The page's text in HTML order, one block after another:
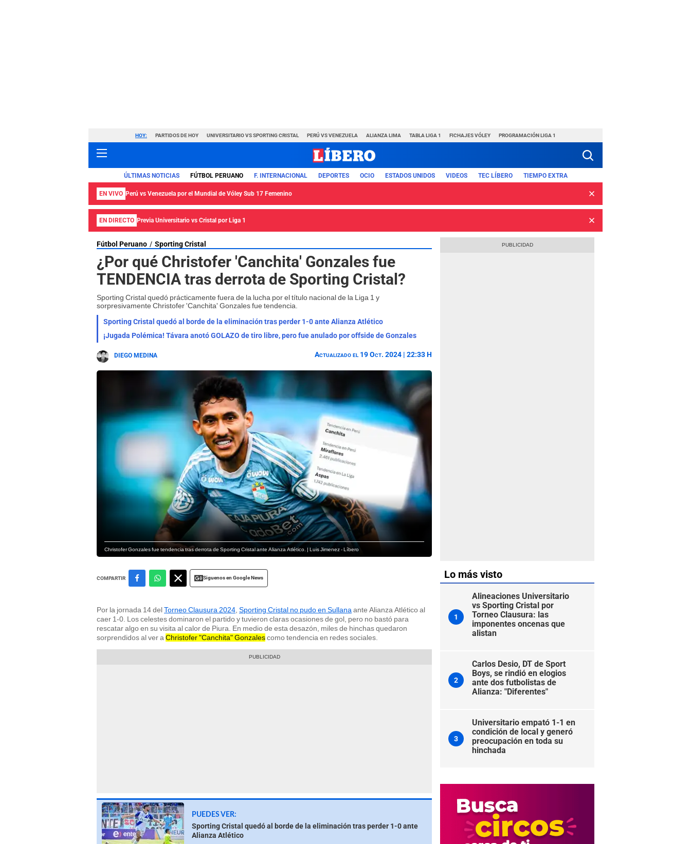
HOY: PARTIDOS DE HOY UNIVERSITARIO VS SPORTING CRISTAL PERÚ VS VENEZUELA ALIANZA LIMA TABLA LIGA 1 FICHAJES VÓLEY PROGRAMACIÓN LIGA 1
ÚLTIMAS NOTICIAS FÚTBOL PERUANO F. INTERNACIONAL DEPORTES OCIO ESTADOS UNIDOS VIDEOS TEC LÍBERO TIEMPO EXTRA
EN VIVO Perú vs Venezuela por el Mundial de Vóley Sub 17 Femenino
EN DIRECTO Previa Universitario vs Cristal por Liga 1
Fútbol Peruano Sporting Cristal
¿Por qué Christofer 'Canchita' Gonzales fue
TENDENCIA tras derrota de Sporting Cristal?
Sporting Cristal quedó prácticamente fuera de la lucha por el título nacional de la Liga 1 y
sorpresivamente Christofer 'Canchita' Gonzales fue tendencia.
Sporting Cristal quedó al borde de la eliminación tras perder 1-0 ante Alianza Atlético
¡Jugada Polémica! Távara anotó GOLAZO de tiro libre, pero fue anulado por offside de Gonzales
DIEGO MEDINA Actualizado el 19 Oct. 2024 | 22:33 H
Christofer Gonzales fue tendencia tras derrota de Sporting Cristal ante Alianza Atlético. | Luis Jimenez - Líbero
COMPARTIR Siguenos en Google News
Por la jornada 14 delTorneo Clausura 2024 Sporting Cristal no pudo en Sullana ante Alianza Atlético al
caer 1-0. Los celestes dominaron el partido y tuvieron claras ocasiones de gol, pero no bastó para
rescatar algo en su visita al calor de Piura. En medio de esta desazón, miles de hinchas quedaron
sorprendidos al ver a Christofer "Canchita" Gonzalescomo tendencia en redes sociales.
PUEDES VER:
Sporting Cristal quedó al borde de la eliminación tras perder 1-0 ante
Alianza Atlético
Lo más visto
1
Alineaciones Universitario
vs Sporting Cristal por
Torneo Clausura: las
imponentes oncenas que
alistan
2
Carlos Desio, DT de Sport
Boys, se rindió en elogios
ante dos futbolistas de
Alianza: "Diferentes"
3
Universitario empató 1-1 en
condición de local y generó
preocupación en toda su
hinchada